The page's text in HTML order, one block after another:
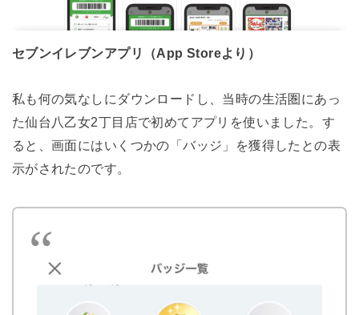
セブンイレブンアプリ（App Storeより）
私も何の気なしにダウンロードし、当時の生活圏にあっ
た仙台八乙女2丁目店で初めてアプリを使いました。す
ると、画面にはいくつかの「バッジ」を獲得したとの表
示がされたのです。